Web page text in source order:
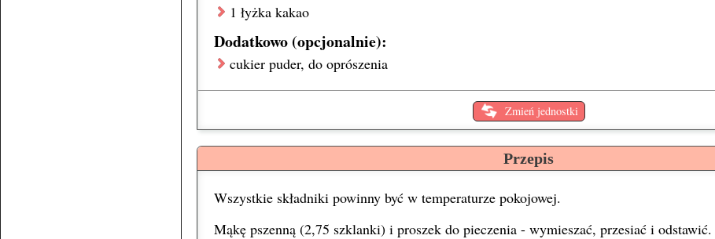
1 łyżka kakao
Dodatkowo (opcjonalnie):
cukier puder, do oprószenia
Zmień jednostki
Przepis
Wszystkie składniki powinny być w temperaturze pokojowej.
Mąkę pszenną (2,75 szklanki) i proszek do pieczenia - wymieszać, przesiać i odstawić.